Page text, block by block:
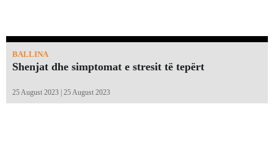
BALLINA
Shenjat dhe simptomat e stresit të tepërt
25 August 2023 | 25 August 2023